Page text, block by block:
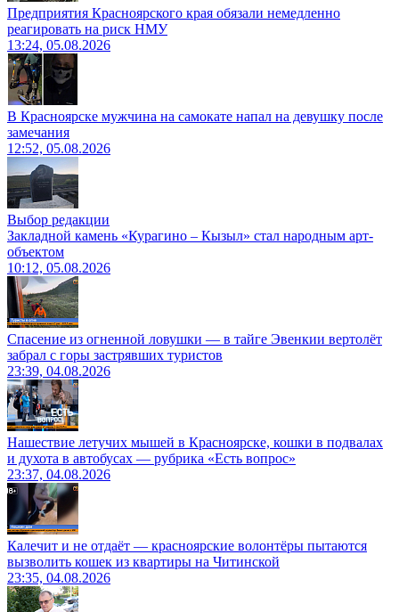
Предприятия Красноярского края обязали немедленно
реагировать на риск НМУ
13:24, 05.08.2026
В Красноярске мужчина на самокате напал на девушку после
замечания
12:52, 05.08.2026
Выбор редакции
Закладной камень «Курагино – Кызыл» стал народным арт-
объектом
10:12, 05.08.2026
Спасение из огненной ловушки — в тайге Эвенкии вертолёт
забрал с горы застрявших туристов
23:39, 04.08.2026
Нашествие летучих мышей в Красноярске, кошки в подвалах
и духота в автобусах — рубрика «Есть вопрос»
23:37, 04.08.2026
Калечит и не отдаёт — красноярские волонтёры пытаются
вызволить кошек из квартиры на Читинской
23:35, 04.08.2026